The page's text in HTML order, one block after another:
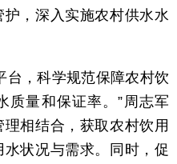
，深入实施农村供水水
，科学规范保障农村饮
质量和保证率。”周志军
相结合，获取农村饮用
状况与需求。同时，促